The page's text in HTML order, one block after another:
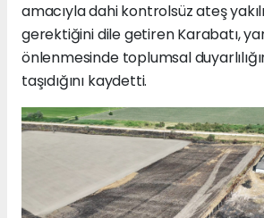
amacıyla dahi kontrolsüz ateş
gerektiğini dile getiren Karabatı,
önlenmesinde toplumsal
taşıdığını kaydetti.